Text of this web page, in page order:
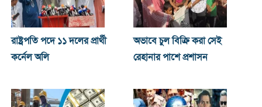
রাষ্ট্রপতি পদে ১১ দলের প্রার্থী
কর্নেল অলি
অভাবে চুল বিক্রি করা সেই
রেহানার পাশে প্রশাসন